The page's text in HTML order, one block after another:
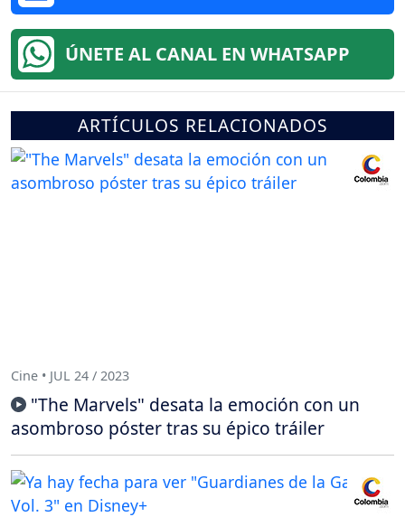
ÚNETE AL CANAL EN WHATSAPP
ARTÍCULOS RELACIONADOS
Cine • JUL 24 / 2023
"The Marvels" desata la emoción con un
asombroso póster tras su épico tráiler